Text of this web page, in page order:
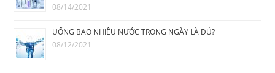
08/14/2021
UỐNG BAO NHIÊU NƯỚC TRONG NGÀY LÀ ĐỦ?
08/12/2021